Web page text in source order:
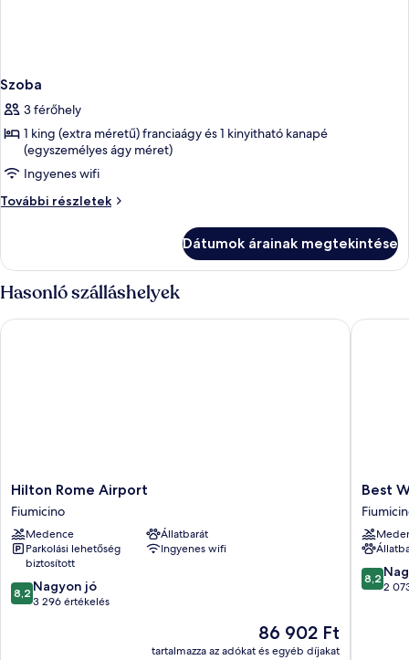
Szoba
3 férőhely
1 king (extra méretű) franciaágy és 1 kinyitható kanapé
(egyszemélyes ágy méret)
Ingyenes wifi
További részletek
Szoba
Dátumok árainak megtekintése
Hasonló szálláshelyek
Hilton
Rome
Airport
Fiumicino
Hilton Rome Airport
Fiumicino
Medence
Állatbarát
Parkolási lehetőség
biztosított
Ingyenes wifi
8.2
ennyiből:
8,2 Nagyon jó
3 296 értékelés
Az
ár
86 902 Ft
tartalmazza az adókat és egyéb díjakat
Hilton Rome Airport
Best
Western
Hotel
Rome
Airport
Best
8.2
8,2
2
Best